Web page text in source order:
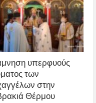
υπερφυούς
των
στην
Θέρμου